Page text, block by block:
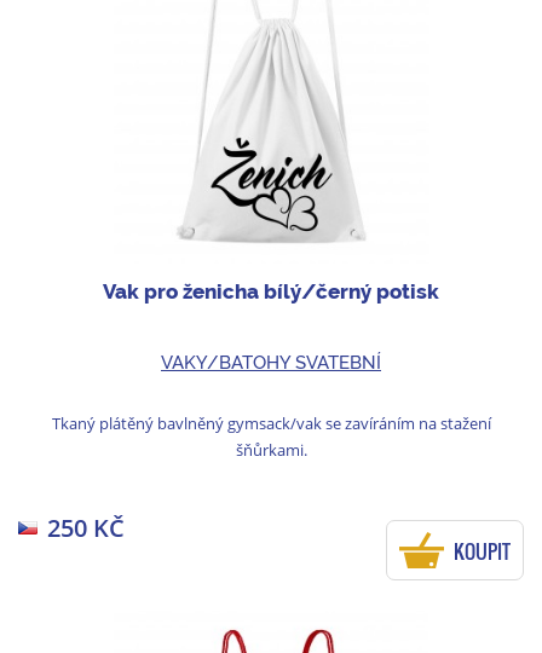
Vak pro ženicha bílý/černý potisk
VAKY/BATOHY SVATEBNÍ
Tkaný plátěný bavlněný gymsack/vak se zavíráním na stažení
šňůrkami.
250 KČ
KOUPIT